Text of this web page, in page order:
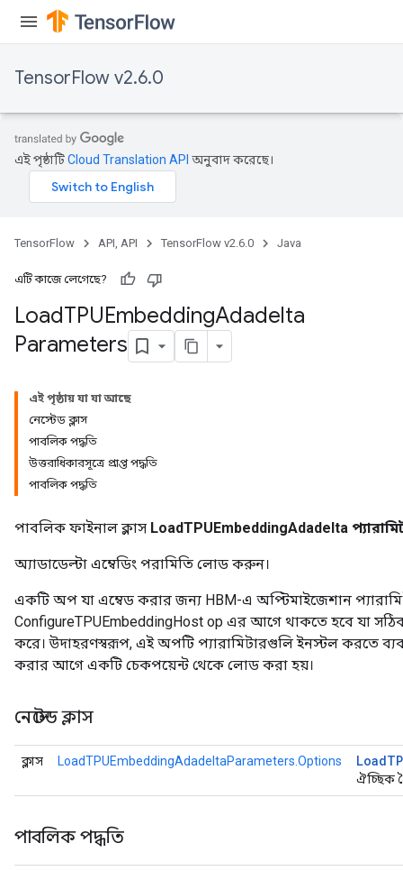
TensorFlow v2.6.0
এই পৃষ্ঠাটিCloud Translation API অনুবাদ করেছে।
TensorFlow API, API TensorFlow v2.6.0 Java
এটি কাজে লেগেছে?
LoadTPUEmbeddingAdadelta
Parameters
এই পৃষ্ঠায় যা যা আছে
নেস্টেড ক্লাস
পাবলিক পদ্ধতি
উত্তরাধিকারসূত্রে প্রাপ্ত পদ্ধতি
পাবলিক পদ্ধতি
পাবলিক ফাইনাল ক্লাস LoadTPUEmbeddingAdadelta
অ্যাডাডেল্টা এম্বেডিং পরামিতি লোড করুন।
একটি অপ যা এম্বেড করার জন্য HBM-এ অপ্টিমাইজেশান
ConfigureTPUEmbeddingHost op এর আগে থাকতে হবে যা
করে। উদাহরণস্বরূপ, এই অপটি প্যারামিটারগুলি ইনস্টল করতে
করার আগে একটি চেকপয়েন্ট থেকে লোড করা হয়।
নেস্টেড ক্লাস
ক্লাস LoadTPUEmbeddingAdadeltaParameters.Options Load
ঐচ্ছিক
পাবলিক পদ্ধতি